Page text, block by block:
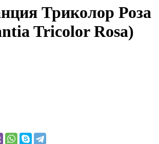
Триколор Роза
Tricolor Rosa)